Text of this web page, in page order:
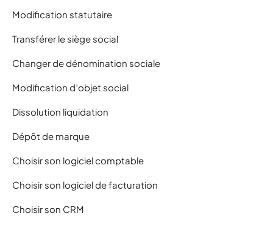
Modification statutaire
Transférer le siège social
Changer de dénomination sociale
Modification d’objet social
Dissolution liquidation
Dépôt de marque
Choisir son logiciel comptable
Choisir son logiciel de facturation
Choisir son CRM